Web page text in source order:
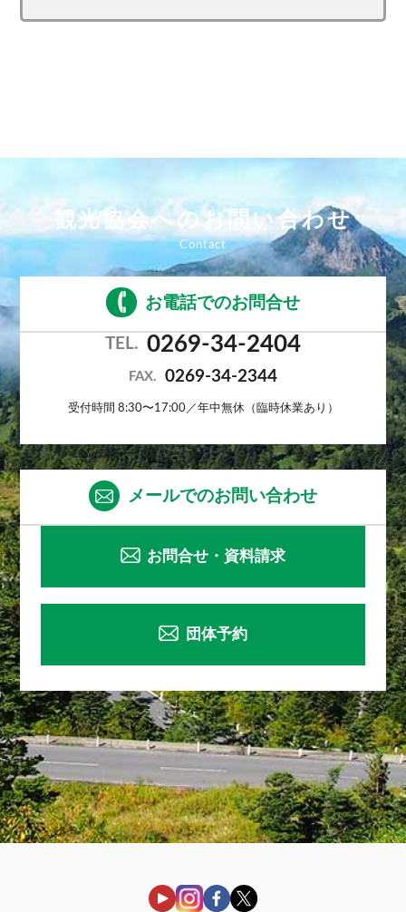
観光協会へのお問い合わせ
お電話でのお問合せ
TEL. 0269-34-2404
FAX. 0269-34-2344
受付時間 8:30〜17:00／年中無休（臨時休業あり）
メールでのお問い合わせ
お問合せ・資料請求
団体予約